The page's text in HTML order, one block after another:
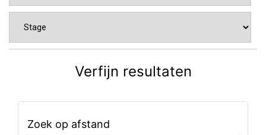
Verfijn resultaten
Zoek op afstand